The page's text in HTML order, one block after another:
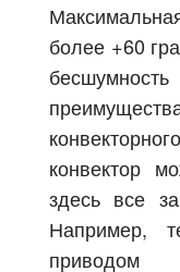
более +60
конвектор
здесь все
Например,
приводом